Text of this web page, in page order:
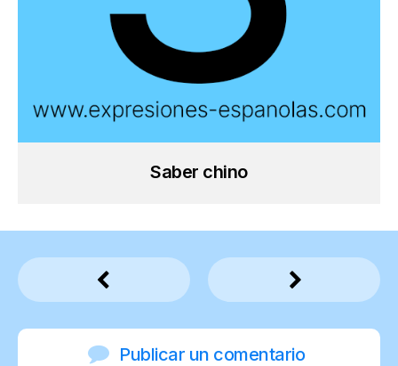
Saber chino
Publicar un comentario